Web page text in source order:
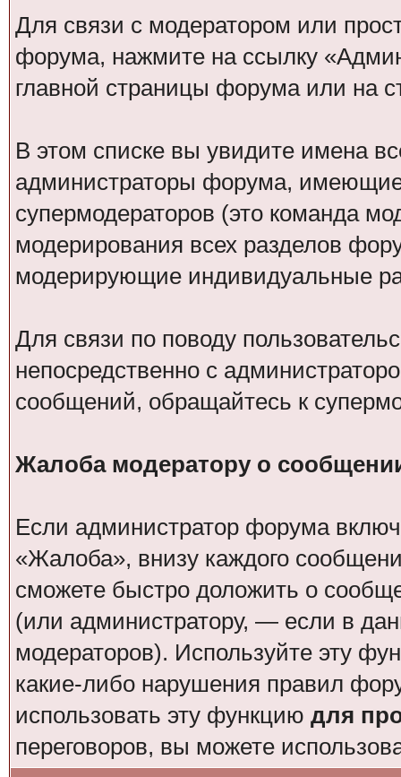
Для связи с модератором или
форума, нажмите на ссылку
главной страницы форума или на
В этом списке вы увидите имена
администраторы форума,
супермодераторов (это команда
модерирования всех разделов
модерирующие индивидуальные
Для связи по поводу
непосредственно с
сообщений, обращайтесь к
Жалоба модератору о
Если администратор форума
«Жалоба», внизу каждого
сможете быстро доложить о
(или администратору, — если в
модераторов). Используйте эту
какие-либо нарушения правил
использовать эту функцию для
переговоров, вы можете